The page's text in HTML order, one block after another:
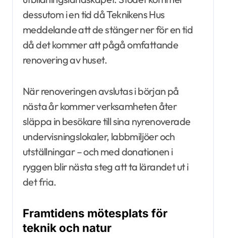
dessutom i en tid då Teknikens Hus
meddelande att de stänger ner för en tid
då det kommer att pågå omfattande
renovering av huset.
När renoveringen avslutas i början på
nästa år kommer verksamheten åter
släppa in besökare till sina nyrenoverade
undervisningslokaler, labbmiljöer och
utställningar – och med donationen i
ryggen blir nästa steg att ta lärandet ut i
det fria.
Framtidens mötesplats för
teknik och natur